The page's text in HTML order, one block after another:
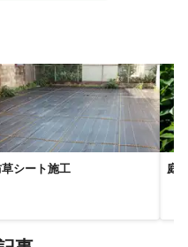
町 吉備中央町
新庄村
南町 美咲町
赤磐市
山市 備前市
勝央町
町
新居浜市
草シート施工 庭